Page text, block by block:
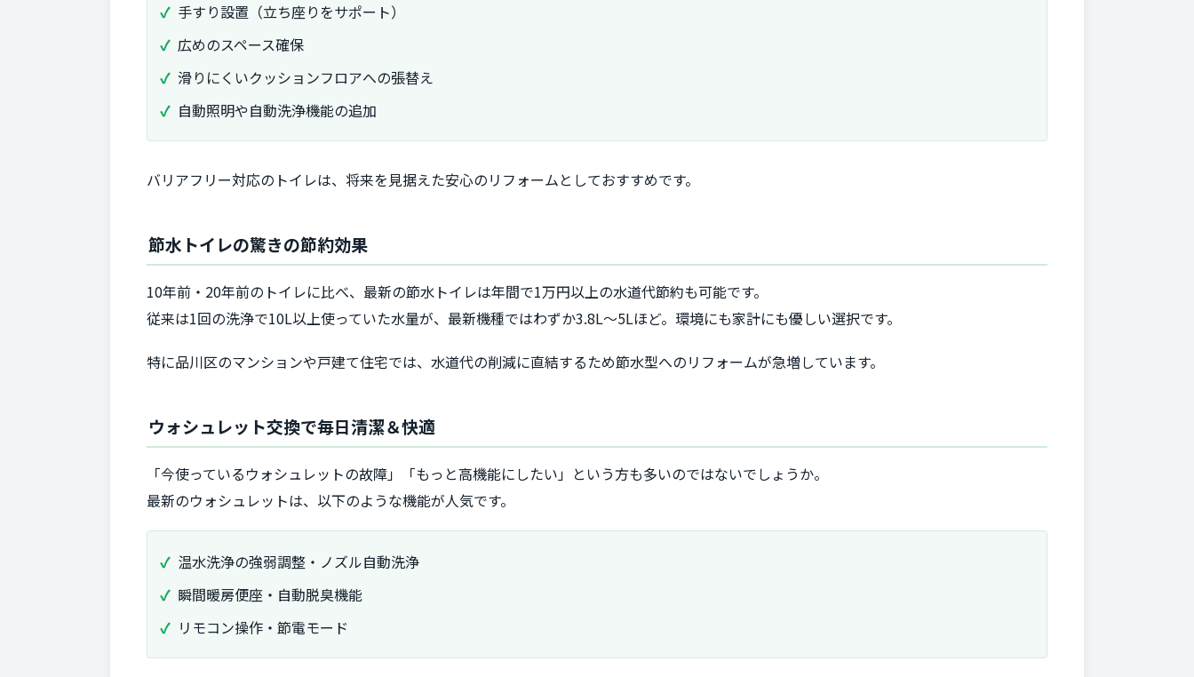
手すり設置（立ち座りをサポート）
広めのスペース確保
滑りにくいクッションフロアへの張替え
自動照明や自動洗浄機能の追加
バリアフリー対応のトイレは、将来を見据えた安心のリフォームとしておすすめです。
節水トイレの驚きの節約効果
10年前・20年前のトイレに比べ、最新の節水トイレは年間で1万円以上の水道代節約も可能です。
従来は1回の洗浄で10L以上使っていた水量が、最新機種ではわずか3.8L～5Lほど。環境にも家計にも優しい選択です。
特に品川区のマンションや戸建て住宅では、水道代の削減に直結するため節水型へのリフォームが急増しています。
ウォシュレット交換で毎日清潔＆快適
「今使っているウォシュレットの故障」「もっと高機能にしたい」という方も多いのではないでしょうか。
最新のウォシュレットは、以下のような機能が人気です。
温水洗浄の強弱調整・ノズル自動洗浄
瞬間暖房便座・自動脱臭機能
リモコン操作・節電モード